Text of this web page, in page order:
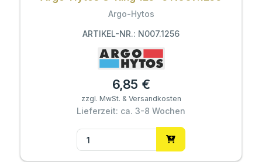
Argo-Hytos
ARTIKEL-NR.: N007.1256
6,85 €
zzgl. MwSt. & Versandkosten
Lieferzeit: ca. 3-8 Wochen